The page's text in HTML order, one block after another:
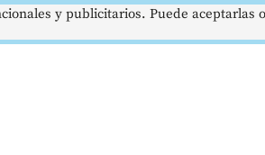
y publicitarios. Puede aceptarlas